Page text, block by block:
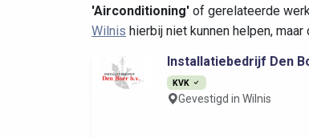
'Airconditioning' of gerelateerde
Wilnis hierbij niet kunnen helpen,
Installatiebedrijf Den
KVK
Gevestigd in Wilnis